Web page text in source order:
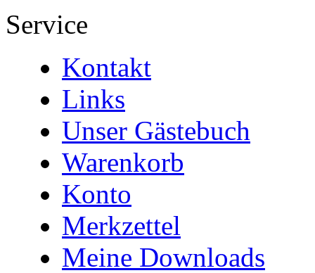
Service
Kontakt
Links
Unser Gästebuch
Warenkorb
Konto
Merkzettel
Meine Downloads